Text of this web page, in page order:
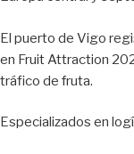
El puerto de Vigo
en Fruit Attraction
tráfico de fruta.
Especializados en